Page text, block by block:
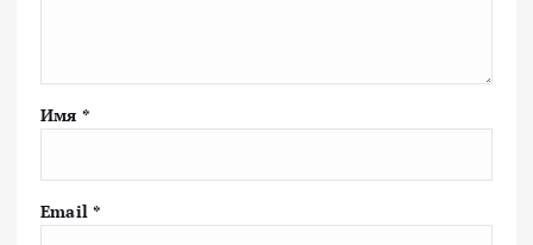
Имя *
Email *